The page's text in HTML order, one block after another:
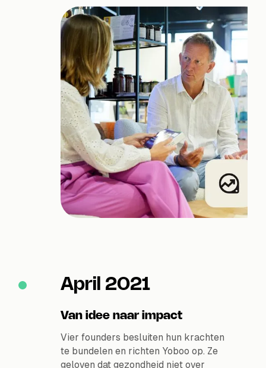
April 2021
Van idee naar impact
Vier founders besluiten hun krachten
te bundelen en richten Yoboo op. Ze
geloven dat gezondheid niet over